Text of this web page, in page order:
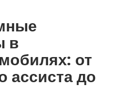
в
от
ассиста до